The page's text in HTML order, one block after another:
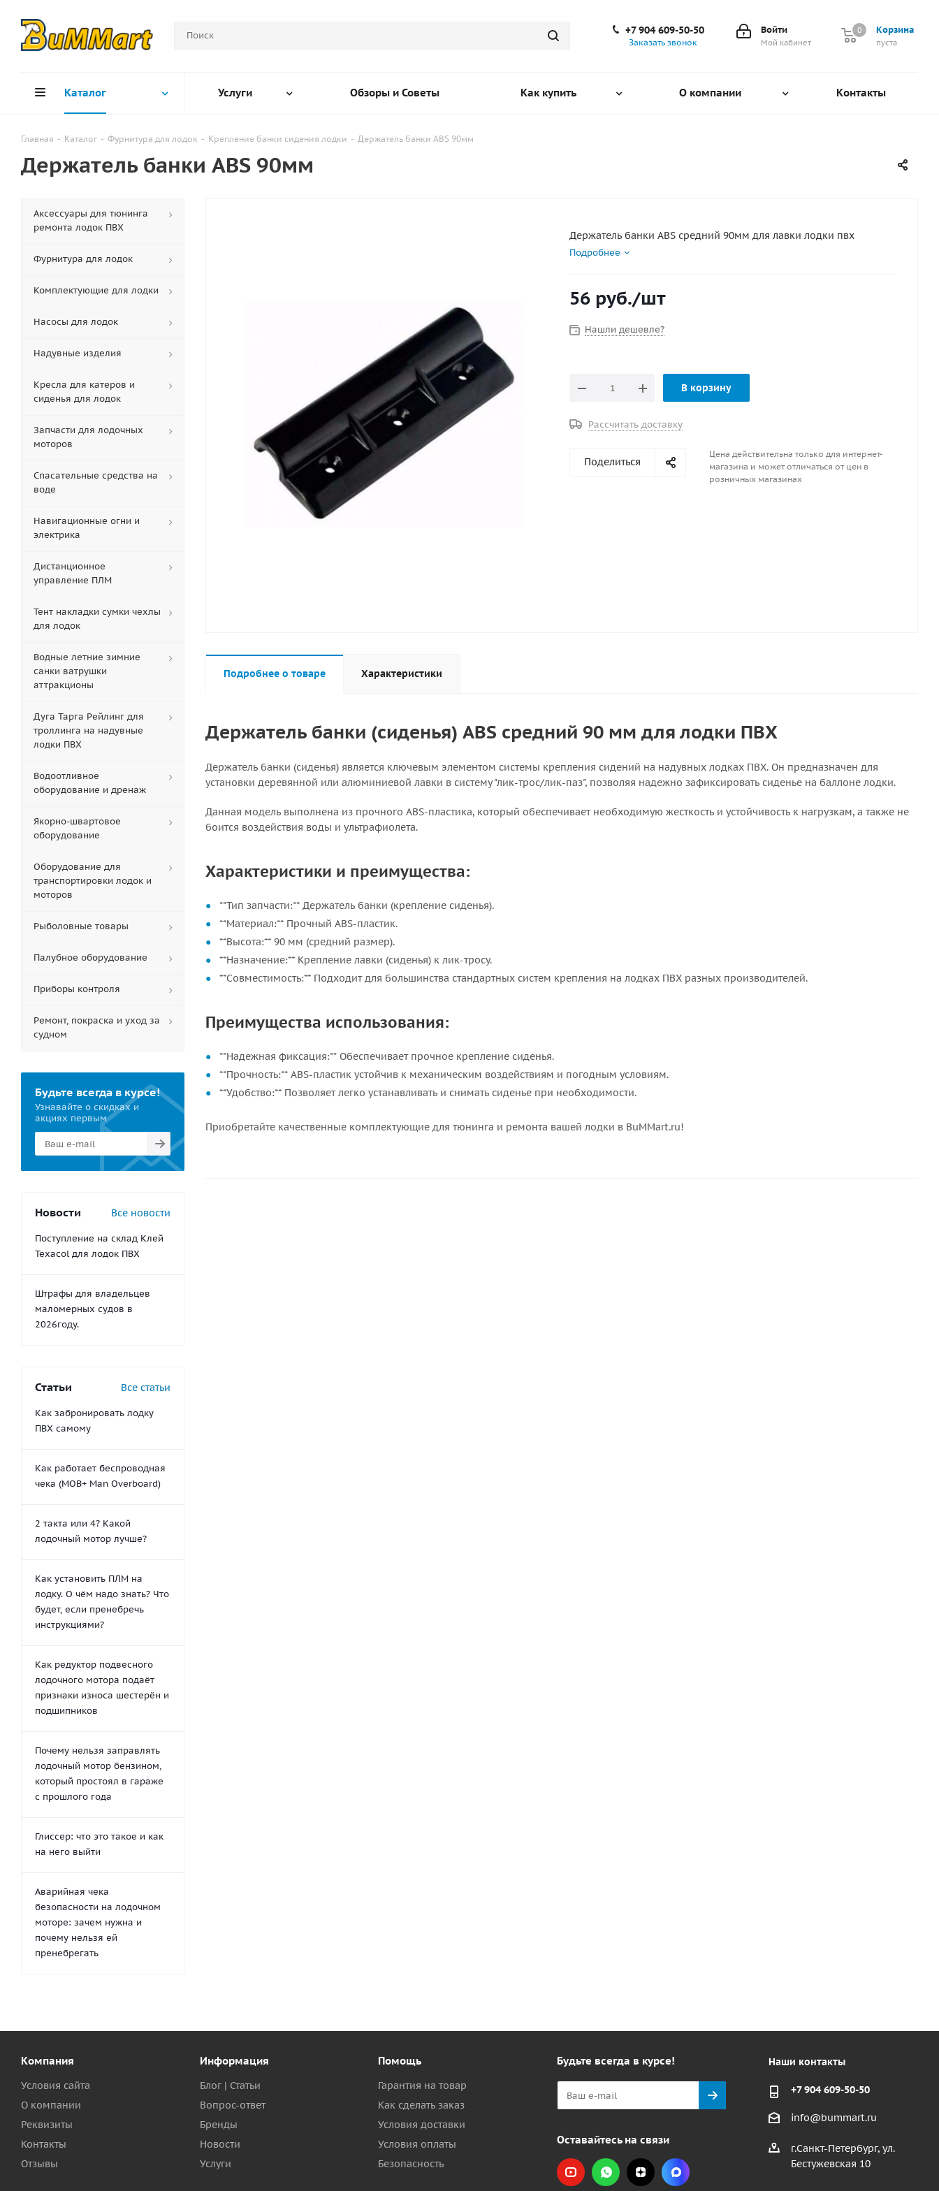
Корзина
0
пуста
0
Войти
Мой кабинет
+7 904 609-50-50
Заказать звонок
Каталог Услуги Обзоры и Советы Как купить О компании Контакты
Главная - Каталог - Фурнитура для лодок - Крепление банки сидения лодки - Держатель банки ABS 90мм
Держатель банки ABS 90мм
Держатель банки ABS средний 90мм для лавки лодки пвх
Подробнее
56 руб./шт
Нашли дешевле?
В корзину
Рассчитать доставку
Поделиться
Цена действительна только для интернет-
магазина и может отличаться от цен в
розничных магазинах
Подробнее о товаре Характеристики
Держатель банки (сиденья) ABS средний 90 мм для лодки ПВХ
Держатель банки (сиденья) является ключевым элементом системы крепления сидений на надувных лодках ПВХ. Он предназначен для
установки деревянной или алюминиевой лавки в систему "лик-трос/лик-паз", позволяя надежно зафиксировать сиденье на баллоне лодки.
Данная модель выполнена из прочного ABS-пластика, который обеспечивает необходимую жесткость и устойчивость к нагрузкам, а также не
боится воздействия воды и ультрафиолета.
Характеристики и преимущества:
**Тип запчасти:** Держатель банки (крепление сиденья).
**Материал:** Прочный ABS-пластик.
**Высота:** 90 мм (средний размер).
**Назначение:** Крепление лавки (сиденья) к лик-тросу.
**Совместимость:** Подходит для большинства стандартных систем крепления на лодках ПВХ разных производителей.
Преимущества использования:
**Надежная фиксация:** Обеспечивает прочное крепление сиденья.
**Прочность:** ABS-пластик устойчив к механическим воздействиям и погодным условиям.
**Удобство:** Позволяет легко устанавливать и снимать сиденье при необходимости.
Приобретайте качественные комплектующие для тюнинга и ремонта вашей лодки в BuMMart.ru!
Аксессуары для тюнинга
ремонта лодок ПВХ
Фурнитура для лодок
Комплектующие для лодки
Насосы для лодок
Надувные изделия
Кресла для катеров и
сиденья для лодок
Запчасти для лодочных
моторов
Спасательные средства на
воде
Навигационные огни и
электрика
Дистанционное
управление ПЛМ
Тент накладки сумки чехлы
для лодок
Водные летние зимние
санки ватрушки
аттракционы
Дуга Тарга Рейлинг для
троллинга на надувные
лодки ПВХ
Водоотливное
оборудование и дренаж
Якорно-швартовое
оборудование
Оборудование для
транспортировки лодок и
моторов
Рыболовные товары
Палубное оборудование
Приборы контроля
Ремонт, покраска и уход за
судном
Будьте всегда в курсе!
Узнавайте о скидках и
акциях первым
Новости Все новости
Поступление на склад Клей
Texacol для лодок ПВХ
Штрафы для владельцев
маломерных судов в
2026году.
Статьи Все статьи
Как забронировать лодку
ПВХ самому
Как работает беспроводная
чека (MOB+ Man Overboard)
2 такта или 4? Какой
лодочный мотор лучше?
Как установить ПЛМ на
лодку. О чём надо знать? Что
будет, если пренебречь
инструкциями?
Как редуктор подвесного
лодочного мотора подаёт
признаки износа шестерён и
подшипников
Почему нельзя заправлять
лодочный мотор бензином,
который простоял в гараже
с прошлого года
Глиссер: что это такое и как
на него выйти
Аварийная чека
безопасности на лодочном
моторе: зачем нужна и
почему нельзя ей
пренебрегать
Компания
Условия сайта
О компании
Реквизиты
Контакты
Отзывы
Информация
Блог | Статьи
Вопрос-ответ
Бренды
Новости
Услуги
Помощь
Гарантия на товар
Как сделать заказ
Условия доставки
Условия оплаты
Безопасность
Будьте всегда в курсе!
Оставайтесь на связи
Наши контакты
+7 904 609-50-50
info@bummart.ru
г.Санкт-Петербург, ул.
Бестужевская 10